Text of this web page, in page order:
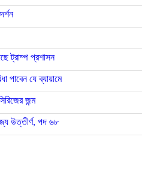
ট্রাম্প প্রশাসন
পাবেন যে ব্যায়ামে
জন্ম
উত্তীর্ণ, পদ ৬৮